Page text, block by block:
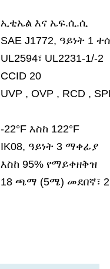
ኢቲኤል እና ኤፍ.ሲ.ሲ
SAE J1772, ዓይነት 1
UL2594፣ UL2231-1/-2
CCID 20
UVP , OVP , RCD ,
-22°F እስከ 122°F
IK08, ዓይነት 3 ማቀፊያ
እስከ 95% የማይቀዘቅዝ
18 ጫማ (5ሜ) መደበኛ፣